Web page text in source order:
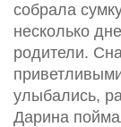
собрала
несколько
родители.
улыбались,
Дарина